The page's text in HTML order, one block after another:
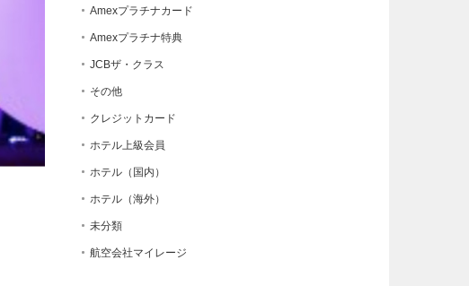
Amexプラチナカード
Amexプラチナ特典
JCBザ・クラス
その他
クレジットカード
ホテル上級会員
ホテル（国内）
ホテル（海外）
未分類
航空会社マイレージ